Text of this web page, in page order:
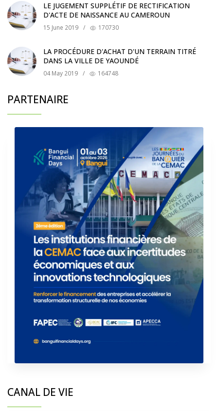
LE JUGEMENT SUPPLÉTIF DE RECTIFICATION
D'ACTE DE NAISSANCE AU CAMEROUN
15 June 2019 / 170730
LA PROCÉDURE D'ACHAT D'UN TERRAIN TITRÉ
DANS LA VILLE DE YAOUNDÉ
04 May 2019 / 164748
PARTENAIRE
CANAL DE VIE